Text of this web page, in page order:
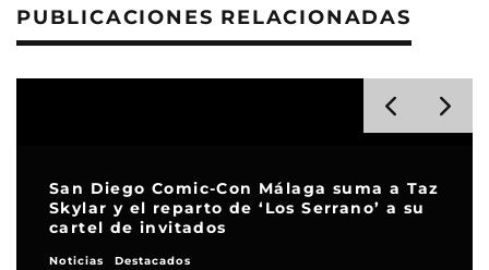
PUBLICACIONES RELACIONADAS
San Diego Comic-Con Málaga suma a Taz
Skylar y el reparto de ‘Los Serrano’ a su
cartel de invitados
Noticias Destacados